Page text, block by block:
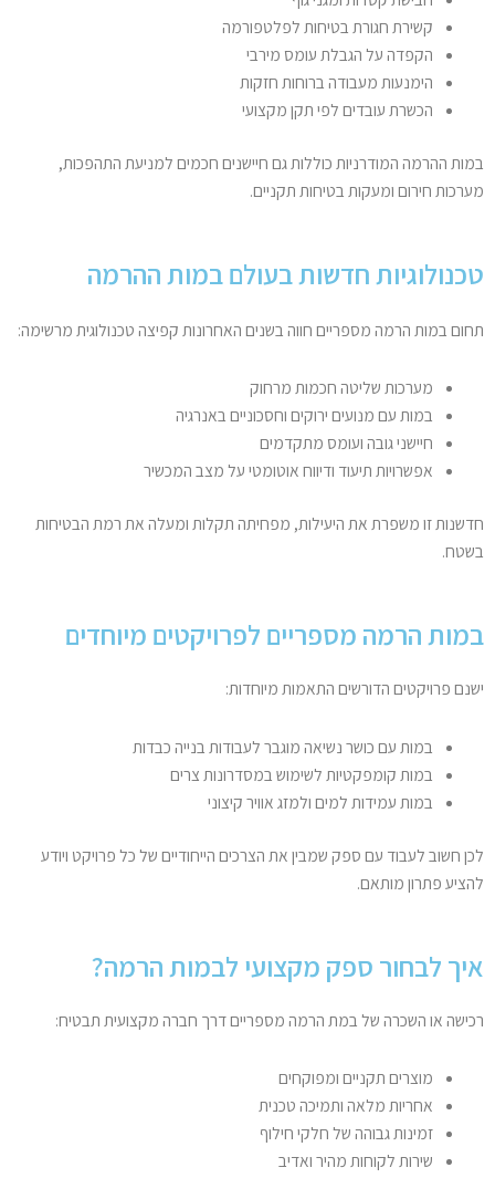
קשירת חגורת בטיחות לפלטפורמה
הקפדה על הגבלת עומס מירבי
הימנעות מעבודה ברוחות חזקות
הכשרת עובדים לפי תקן מקצועי
במות ההרמה המודרניות כוללות גם חיישנים חכמים למניעת התהפכות,
מערכות חירום ומעקות בטיחות תקניים.
טכנולוגיות חדשות בעולם במות ההרמה
תחום במות הרמה מספריים חווה בשנים האחרונות קפיצה טכנולוגית מרשימה:
מערכות שליטה חכמות מרחוק
במות עם מנועים ירוקים וחסכוניים באנרגיה
חיישני גובה ועומס מתקדמים
אפשרויות תיעוד ודיווח אוטומטי על מצב המכשיר
חדשנות זו משפרת את היעילות, מפחיתה תקלות ומעלה את רמת הבטיחות
בשטח.
במות הרמה מספריים לפרויקטים מיוחדים
ישנם פרויקטים הדורשים התאמות מיוחדות:
במות עם כושר נשיאה מוגבר לעבודות בנייה כבדות
במות קומפקטיות לשימוש במסדרונות צרים
במות עמידות למים ולמזג אוויר קיצוני
לכן חשוב לעבוד עם ספק שמבין את הצרכים הייחודיים של כל פרויקט ויודע
להציע פתרון מותאם.
איך לבחור ספק מקצועי לבמות הרמה?
רכישה או השכרה של במת הרמה מספריים דרך חברה מקצועית תבטיח:
מוצרים תקניים ומפוקחים
אחריות מלאה ותמיכה טכנית
זמינות גבוהה של חלקי חילוף
שירות לקוחות מהיר ואדיב